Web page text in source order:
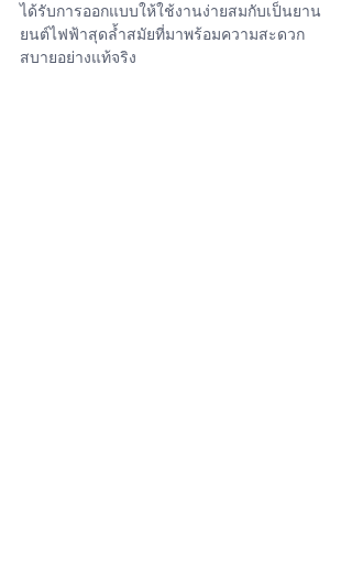
ได้รับการออกแบบให้ใช้งานง่ายสมกับเป็นยาน
ยนต์ไฟฟ้าสุดล้ำสมัยที่มาพร้อมความสะดวก
สบายอย่างแท้จริง